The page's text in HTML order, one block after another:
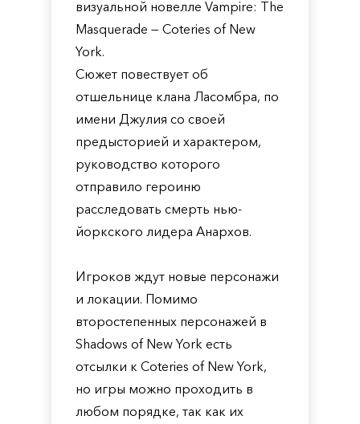
визуальной новелле Vampire: The
Masquerade — Coteries of New
York.
Сюжет повествует об
отшельнице клана Ласомбра, по
имени Джулия со своей
предысторией и характером,
руководство которого
отправило героиню
расследовать смерть нью-
йоркского лидера Анархов.
Игроков ждут новые персонажи
и локации. Помимо
второстепенных персонажей в
Shadows of New York есть
отсылки к Coteries of New York,
но игры можно проходить в
любом порядке, так как их